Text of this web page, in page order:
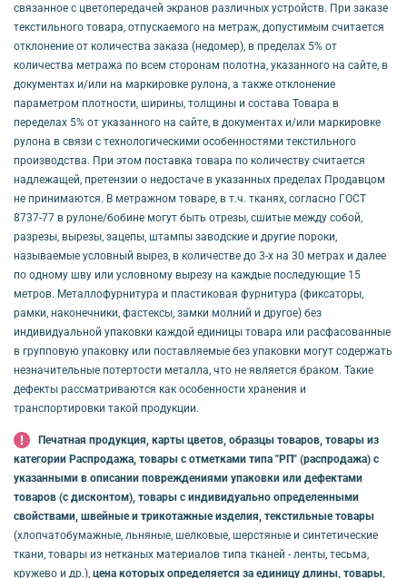
связанное с цветопередачей экранов различных устройств. При заказе
текстильного товара, отпускаемого на метраж, допустимым считается
отклонение от количества заказа (недомер), в пределах 5% от
количества метража по всем сторонам полотна, указанного на сайте, в
документах и/или на маркировке рулона, а также отклонение
параметром плотности, ширины, толщины и состава Товара в
переделах 5% от указанного на сайте, в документах и/или маркировке
рулона в связи с технологическими особенностями текстильного
производства. При этом поставка товара по количеству считается
надлежащей, претензии о недостаче в указанных пределах Продавцом
не принимаются. В метражном товаре, в т.ч. тканях, согласно ГОСТ
8737-77 в рулоне/бобине могут быть отрезы, сшитые между собой,
разрезы, вырезы, зацепы, штампы заводские и другие пороки,
называемые условный вырез, в количестве до 3-х на 30 метрах и далее
по одному шву или условному вырезу на каждые последующие 15
метров. Металлофурнитура и пластиковая фурнитура (фиксаторы,
рамки, наконечники, фастексы, замки молний и другое) без
индивидуальной упаковки каждой единицы товара или расфасованные
в групповую упаковку или поставляемые без упаковки могут содержать
незначительные потертости металла, что не является браком. Такие
дефекты рассматриваются как особенности хранения и
транспортировки такой продукции.
Печатная продукция, карты цветов, образцы товаров, товары из
категории Распродажа, товары с отметками типа "РП" (распродажа) с
указанными в описании повреждениями упаковки или дефектами
товаров (с дисконтом), товары с индивидуально определенными
свойствами, швейные и трикотажные изделия, текстильные товары
(хлопчатобумажные, льняные, шелковые, шерстяные и синтетические
ткани, товары из нетканых материалов типа тканей - ленты, тесьма,
кружево и др.), цена которых определяется за единицу длины, товары,